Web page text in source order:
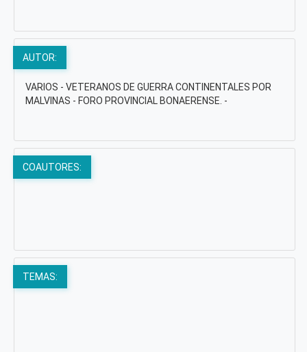
AUTOR:
VARIOS - VETERANOS DE GUERRA CONTINENTALES POR
MALVINAS - FORO PROVINCIAL BONAERENSE. -
COAUTORES:
TEMAS: